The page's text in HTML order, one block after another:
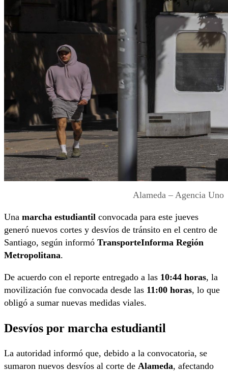
Alameda – Agencia Uno
Una marcha estudiantil convocada para este jueves
generó nuevos cortes y desvíos de tránsito en el centro de
Santiago, según informó TransporteInforma Región
Metropolitana.
De acuerdo con el reporte entregado a las 10:44 horas, la
movilización fue convocada desde las 11:00 horas, lo que
obligó a sumar nuevas medidas viales.
Desvíos por marcha estudiantil
La autoridad informó que, debido a la convocatoria, se
sumaron nuevos desvíos al corte de Alameda, afectando